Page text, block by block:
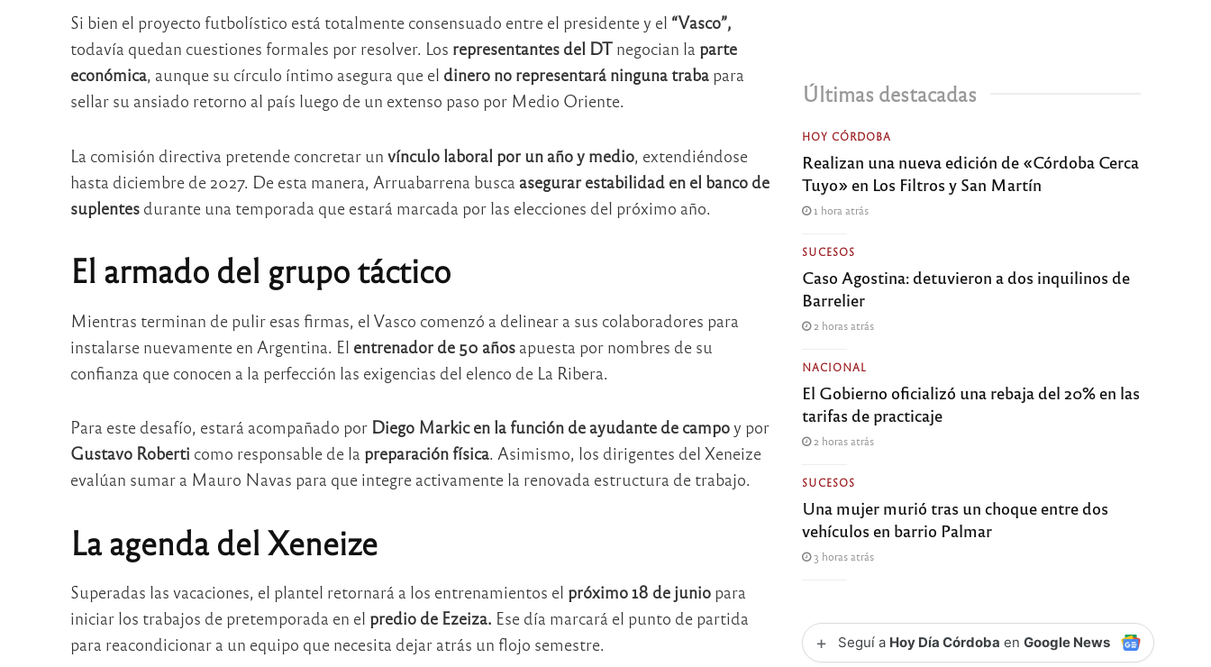
Si bien el proyecto futbolístico está totalmente consensuado entre el presidente y el “Vasco”,
todavía quedan cuestiones formales por resolver. Los representantes del DTnegocian la parte
económica, aunque su círculo íntimo asegura que el dinero no representará ninguna trabapara
sellar su ansiado retorno al país luego de un extenso paso por Medio Oriente.
La comisión directiva pretende concretar un vínculo laboral por un año y medio, extendiéndose
hasta diciembre de 2027. De esta manera, Arruabarrena busca asegurar estabilidad en el banco de
suplentesdurante una temporada que estará marcada por las elecciones del próximo año.
El armado del grupo táctico
Mientras terminan de pulir esas firmas, el Vasco comenzó a delinear a sus colaboradores para
instalarse nuevamente en Argentina. El entrenador de 50 añosapuesta por nombres de su
confianza que conocen a la perfección las exigencias del elenco de La Ribera.
Para este desafío, estará acompañado por Diego Markic en la función de ayudante de campoy por
Gustavo Roberti como responsable de la preparación física. Asimismo, los dirigentes del Xeneize
evalúan sumar a Mauro Navas para que integre activamente la renovada estructura de trabajo.
La agenda del Xeneize
Superadas las vacaciones, el plantel retornará a los entrenamientos el próximo 18 de juniopara
iniciar los trabajos de pretemporada en el predio de Ezeiza. Ese día marcará el punto de partida
para reacondicionar a un equipo que necesita dejar atrás un flojo semestre.
Últimas destacadas
HOY CÓRDOBA
Realizan una nueva edición de «Córdoba Cerca
Tuyo» en Los Filtros y San Martín
1 hora atrás
SUCESOS
Caso Agostina: detuvieron a dos inquilinos de
Barrelier
2 horas atrás
NACIONAL
El Gobierno oficializó una rebaja del 20% en las
tarifas de practicaje
2 horas atrás
SUCESOS
Una mujer murió tras un choque entre dos
vehículos en barrio Palmar
3 horas atrás
+ Seguí a Hoy Día Córdoba enGoogle News